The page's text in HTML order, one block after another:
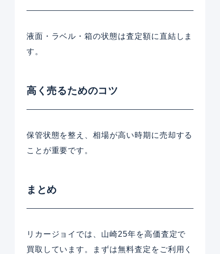
液面・ラベル・箱の状態は査定額に直結しま
す。
高く売るためのコツ
保管状態を整え、相場が高い時期に売却する
ことが重要です。
まとめ
リカージョイでは、山崎25年を高価査定で
買取しています。まずは無料査定をご利用く